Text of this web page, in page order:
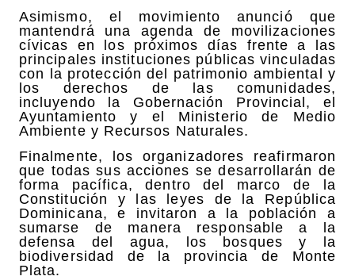
Asimismo, el movimiento anunció que
mantendrá una agenda de movilizaciones
cívicas en los próximos días frente a las
principales instituciones públicas vinculadas
con la protección del patrimonio ambiental y
los derechos de las comunidades,
incluyendo la Gobernación Provincial, el
Ayuntamiento y el Ministerio de Medio
Ambiente y Recursos Naturales.
Finalmente, los organizadores reafirmaron
que todas sus acciones se desarrollarán de
forma pacífica, dentro del marco de la
Constitución y las leyes de la República
Dominicana, e invitaron a la población a
sumarse de manera responsable a la
defensa del agua, los bosques y la
biodiversidad de la provincia de Monte
Plata.